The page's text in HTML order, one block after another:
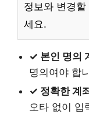
정보와 변경
세요.
✓ 본인 명의
명의여야 합
✓ 정확한 계
오타 없이 입